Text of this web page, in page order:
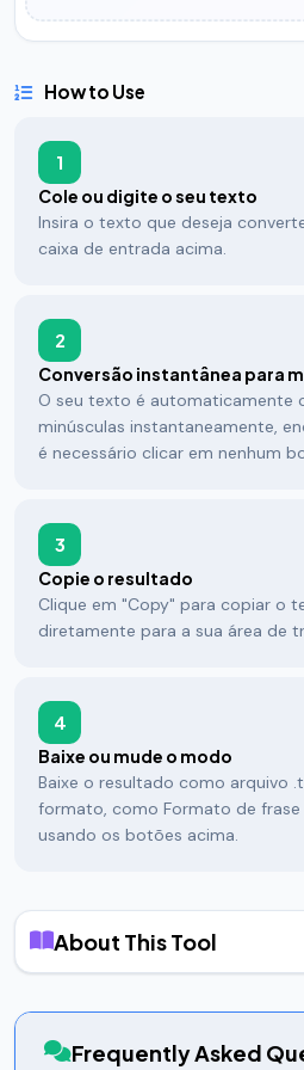
How to Use
1
Cole ou digite o seu texto
Insira o texto que deseja
caixa de entrada acima.
2
Conversão instantânea para
O seu texto é automaticamente
minúsculas instantaneamente,
é necessário clicar em nenhum
3
Copie o resultado
Clique em "Copy" para copiar o
diretamente para a sua área de
4
Baixe ou mude o modo
Baixe o resultado como arquivo
formato, como Formato de
usando os botões acima.
About This Tool
Um conversor para minúsculas
instantaneamente cada letra
equivalente em minúscula.
Frequently Asked